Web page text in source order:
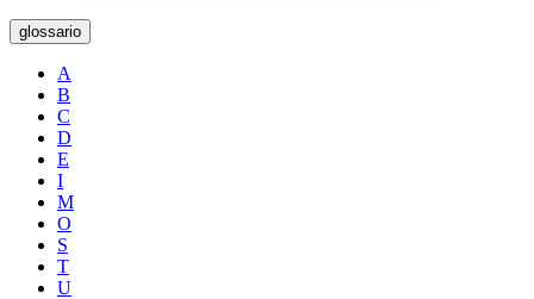
glossario
A
B
C
D
E
I
M
O
S
T
U